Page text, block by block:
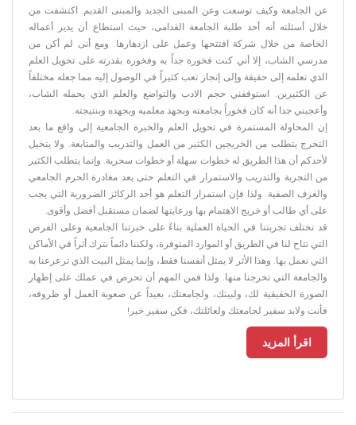
عن الجامعة وكيف توسعت وعن المبنى الجديد والمبنى القديم. اكتشفت من
خلال أسئلته أنه أحد طلبة الجامعة القدامى، حيث استطاع أن يدير أعماله
الخاصة من خلال شركة افتتحها وعمل على ازدهارها. ومع أنى لم أكن من
مدرسي الشاب، إلا أني كنت فخورة جداً به وفخورة بقدرته على تحويل العلم
الذي تعلمه إلى حقيقة وإلى إنجاز تعب كثيراً في الوصول إليه مما جعله مختلفاً
عن الكثيرين. استوقفني حجم الادب والتواضع والعلم الذي يحمله الشاب،
وأعجبني جدا أنه كان فخوراً بجامعته وبجهد معلميه وبجهده وبنتيجته.
إن المحاولة المستمرة في تحويل العلم والخبرة الجامعية إلى واقع ما بعد
التخرج يتطلب من الخريجين الكثير من العمل والتدريب والمتابعة. ولا يتخيل
لأحدكم أن هذا الطريق له خطوات سهلة أو خطوات سحرية. وإنما يتطلب الكثير
من التجربة والتدريب والاستمرار في التعلم حتى بعد مغادرة الحرم الجامعي
والغرف الصفية. ولذا فإن استمرار التعلم هو أحد الركائز الضرورية التي يجب
على أي طالب أو خريج الاهتمام بها ورعايتها لضمان مستقبل أفضل وأقوى.
قد تختلف تجربتنا في الحياة العملية بناءً على خبرتنا الجامعية وعلى الفرص
التي تتاح لنا في الطريق أو الموارد المتوفرة، ولكننا دائماً نترك أثراً في الأماكن
التي نعمل بها. وهذا الأثر لا يمثل أنفسنا فقط، وإنما يمثل البيت الذي ترعرعنا به
والجامعة التي تخرجنا منها. ولذا فمن المهم أن تحرص في عملك على إظهار
الصورة الحقيقية لك، ولبيتك، ولجامعتك، بعيداً عن صعوبة العمل أو ظروفه،
فأنت ولابد سفير لجامعتك ولعائلتك، فكن سفير خير!
اقرأ المزيد